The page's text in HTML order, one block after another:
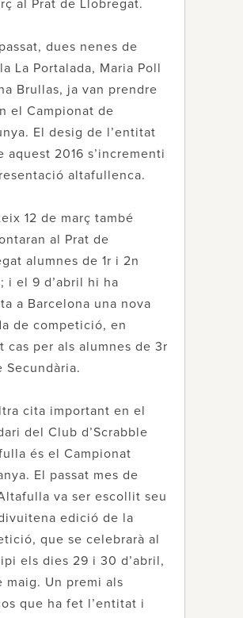
al Prat de Llobregat.
passat, dues nenes de
La Portalada, Maria Poll
Brullas, ja van prendre
el Campionat de
El desig de l’entitat
aquest 2016 s’incrementi
altafullenca.
12 de març també
al Prat de
alumnes de 1r i 2n
i el 9 d’abril hi ha
a Barcelona una nova
de competició, en
cas per als alumnes de 3r
Secundària.
cita important en el
del Club d’Scrabble
és el Campionat
El passat mes de
va ser escollit seu
edició de la
que se celebrarà al
els dies 29 i 30 d’abril,
maig. Un premi als
que ha fet l’entitat i